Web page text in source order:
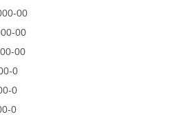
00
00
00
0
0
0